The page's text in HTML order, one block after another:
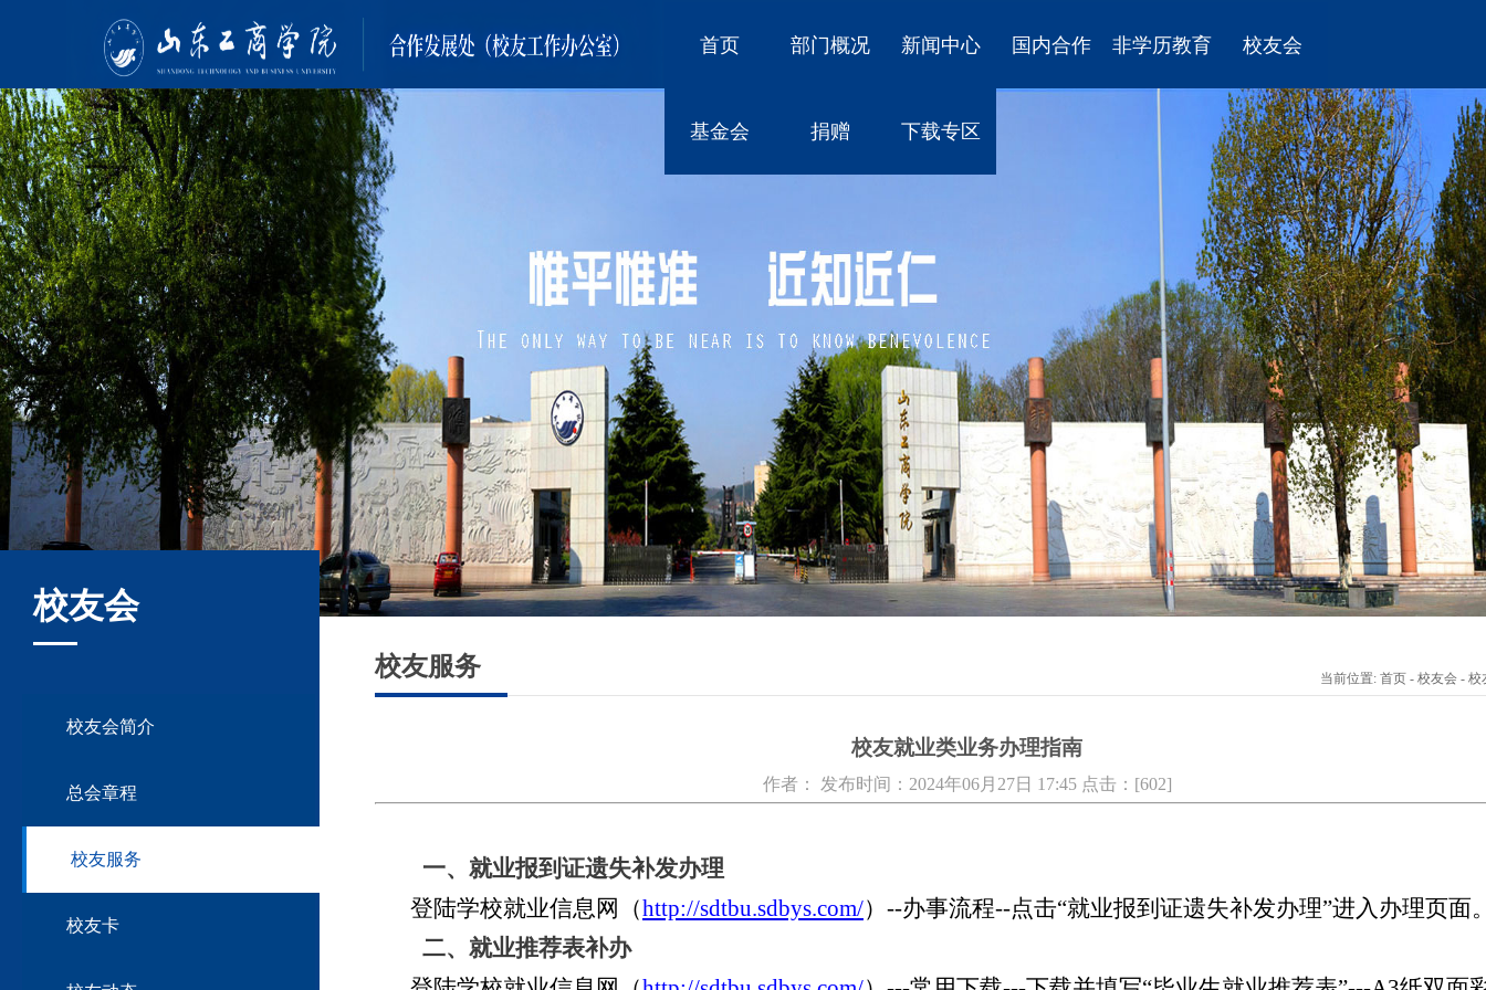
首页 部门概况 新闻中心 国内合作 非学历教育 校友会
基金会 捐赠 下载专区
校友会
校友会简介
总会章程
校友服务
校友卡
校友服务 当前位置: 首页 - 校友会 -
校友就业类业务办理指南
作者： 发布时间：2024年06月27日 17:45 点击：[602]
一、 就业报到证遗失补发办理
登陆学校就业信息网（http://sdtbu.sdbys.com/） --办事流程--点击“就业报到证遗失补发办理”进入办理页面
二、就业推荐表补办